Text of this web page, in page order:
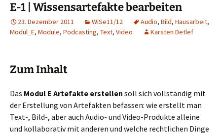
E-1 | Wissensartefakte bearbeiten
23. Dezember 2011 WiSe11/12 Audio, Bild, Hausarbeit,
Modul_E, Module, Podcasting, Text, Video Karsten Detlef
Zum Inhalt
Das Modul E Artefakte erstellen soll sich vollständig mit
der Erstellung von Artefakten befassen: wie erstellt man
Text-, Bild-, aber auch Audio- und Video-Produkte alleine
und kollaborativ mit anderen und welche rechtlichen Dinge